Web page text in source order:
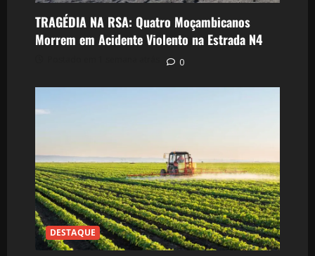
TRAGÉDIA NA RSA: Quatro Moçambicanos
Morrem em Acidente Violento na Estrada N4
0
DESTAQUE